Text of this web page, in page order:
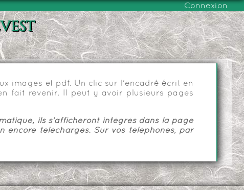
Connexion
images et pdf. Un clic sur l'encadré écrit en
fait revenir. Il peut y avoir plusieurs pages
ils s'afficheront intégrés dans la page
téléchargés. Sur vos téléphones, par